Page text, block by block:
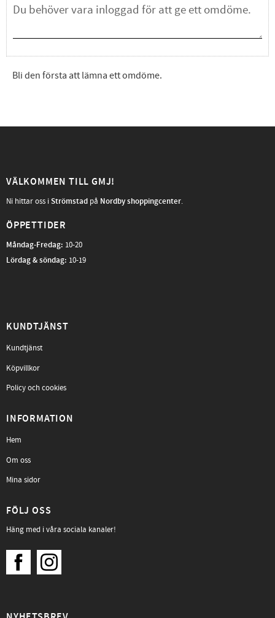
Bli den första att lämna ett omdöme.
VÄLKOMMEN TILL GMJ!
Ni hittar oss iStrömstad på Nordby shoppingcenter.
ÖPPETTIDER
Måndag-Fredag: 10-20
Lördag & söndag: 10-19
KUNDTJÄNST
Kundtjänst
Köpvillkor
Policy och cookies
INFORMATION
Hem
Om oss
Mina sidor
FÖLJ OSS
Häng med i våra sociala kanaler!